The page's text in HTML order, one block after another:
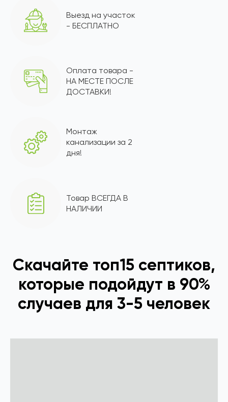
Выезд на участок
- БЕСПЛАТНО
Оплата товара -
НА МЕСТЕ ПОСЛЕ
ДОСТАВКИ!
Монтаж
канализации за 2
дня!
Товар ВСЕГДА В
НАЛИЧИИ
Скачайте топ15 септиков,
которые подойдут в 90%
случаев для 3-5 человек